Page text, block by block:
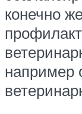
конечно
например